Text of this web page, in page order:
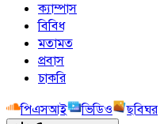
ক্যাম্পাস
বিবিধ
মতামত
প্রবাস
চাকরি
পিএসআই
ভিডিও ছবিঘর